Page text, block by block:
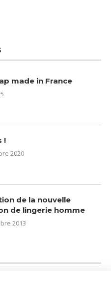
made in France
!
2020
de la nouvelle
de lingerie homme
2013